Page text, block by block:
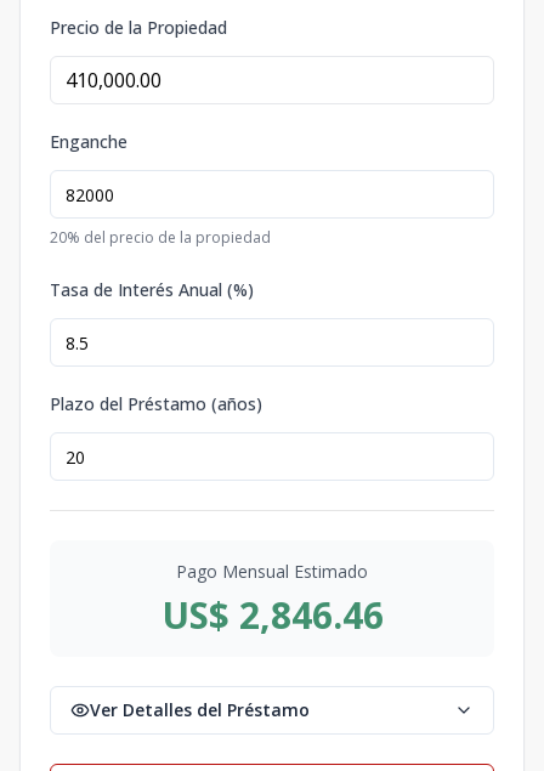
Precio de la Propiedad
Enganche
20% del precio de la propiedad
Tasa de Interés Anual (%)
Plazo del Préstamo (años)
Pago Mensual Estimado
US$ 2,846.46
Ver Detalles del Préstamo